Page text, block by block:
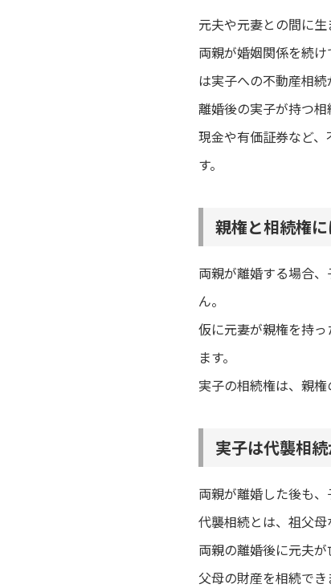
元夫や元妻との間に
両親が婚姻関係を続
は実子への不動産相続
離婚後の実子が持つ相
現金や有価証券など
す。
親権と相続権
両親が離婚する場合
ん。
仮に元妻が親権を持
ます。
実子の相続権は、親
実子は代襲相
両親が離婚した後も
代襲相続とは、祖父母
両親の離婚後に元夫
父母の財産を相続でき